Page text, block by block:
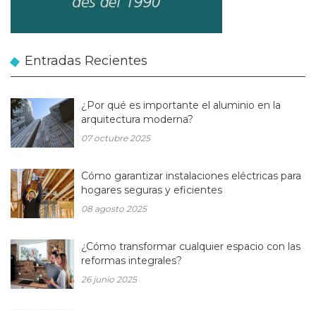
Entradas Recientes
¿Por qué es importante el aluminio en la
arquitectura moderna?
07 octubre 2025
Cómo garantizar instalaciones eléctricas para
hogares seguras y eficientes
08 agosto 2025
¿Cómo transformar cualquier espacio con las
reformas integrales?
26 junio 2025